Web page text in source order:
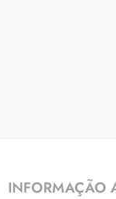
INFORMAÇÃO